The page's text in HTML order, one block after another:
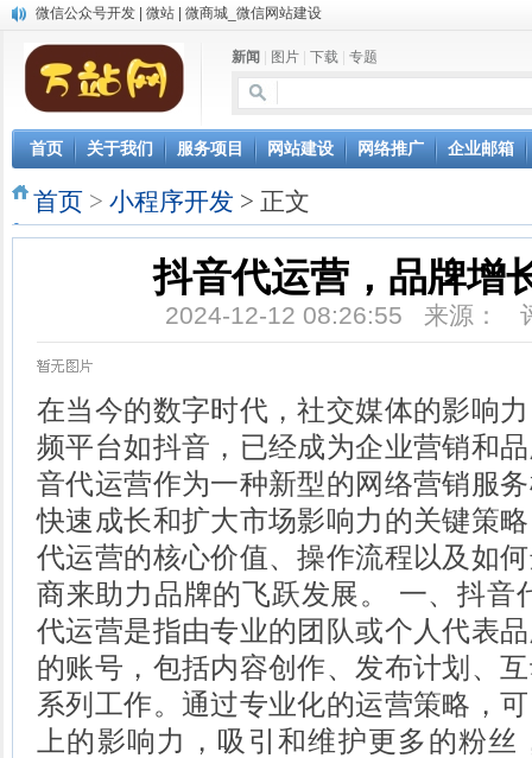
微信公众号开发 | 微站 | 微商城_微信网站建设
网站自动发布文章，AI写作软件让网站推广更轻松
微信小程序开发
新闻 图片 下载 专题
首页 关于我们 服务项目 网站建设 网络推广 企业邮箱
首页 > 小程序开发 > 正文
抖音代运营，品牌增
2024-12-12 08:26:55 来源：
在当今的数字时代，社交媒体的影响
频平台如抖音，已经成为企业营销和
音代运营作为一种新型的网络营销服
快速成长和扩大市场影响力的关键策
代运营的核心价值、操作流程以及如
商来助力品牌的飞跃发展。 一、抖音
代运营是指由专业的团队或个人代表
的账号，包括内容创作、发布计划、
系列工作。通过专业化的运营策略，
上的影响力，吸引和维护更多的粉